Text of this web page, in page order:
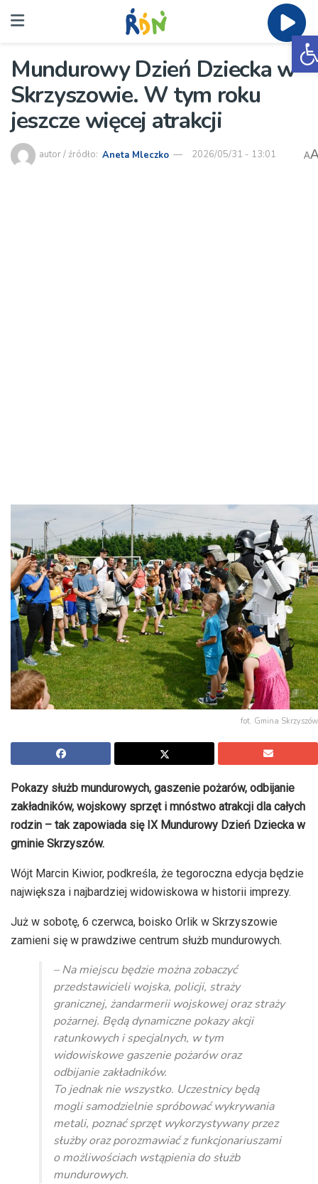
Mundurowy Dzień Dziecka w
Skrzyszowie. W tym roku
jeszcze więcej atrakcji
autor / źródło: Aneta Mleczko 2026/05/31 - 13:01 A
fot. Gmina Skrzyszów
Pokazy służb mundurowych, gaszenie pożarów, odbijanie
zakładników, wojskowy sprzęt i mnóstwo atrakcji dla całych
rodzin – tak zapowiada się IX Mundurowy Dzień Dziecka w
gminie Skrzyszów.
Wójt Marcin Kiwior, podkreśla, że tegoroczna edycja będzie
największa i najbardziej widowiskowa w historii imprezy.
Już w sobotę, 6 czerwca, boisko Orlik w Skrzyszowie
zamieni się w prawdziwe centrum służb mundurowych.
– Na miejscu będzie można zobaczyć
przedstawicieli wojska, policji, straży
granicznej, żandarmerii wojskowej oraz straży
pożarnej. Będą dynamiczne pokazy akcji
ratunkowych i specjalnych, w tym
widowiskowe gaszenie pożarów oraz
odbijanie zakładników.
To jednak nie wszystko. Uczestnicy będą
mogli samodzielnie spróbować wykrywania
metali, poznać sprzęt wykorzystywany przez
służby oraz porozmawiać z funkcjonariuszami
o możliwościach wstąpienia do służb
mundurowych.